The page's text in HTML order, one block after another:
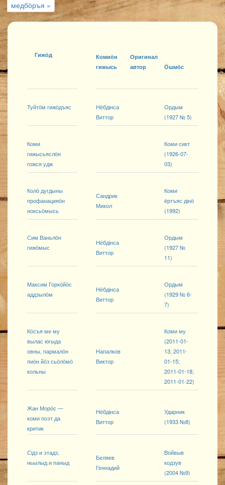
медбӧръя »
Гижӧд
Комиӧн
гижысь
Оригинал
автор
Ӧшмӧс
Туйтӧм гижӧдъяс
Нёбдінса
Виттор
Ордым
(1927 № 5)
Коми
гижысьяслӧн
гожся удж
Коми сикт
(1926-07-
03)
Колӧ дугдыны
профанацияӧн
ноксьӧмысь
Сандрик
Микол
Коми
ёртъяс дінӧ
(1992)
Сим Ваньлӧн
гижӧмыс
Нёбдінса
Виттор
Ордым
(1927 №
11)
Максим Горкӧйӧс
аддзылӧм
Нёбдінса
Виттор
Ордым
(1929 № 6-
7)
Кӧсъя ме му
вылас югыда
овны, пармалӧн
пиӧн йӧз сьӧлӧмӧ
кольны
Напалков
Виктор
Коми му
(2011-01-
13; 2011-
01-15;
2011-01-18;
2011-01-22)
Жан Морӧс —
коми поэт да
критик
Нёбдінса
Виттор
Ударник
(1933 №8)
Сідз и этадз,
ньылыд и паныд
Беляев
Геннадий
Войвыв
кодзув
(2004 №9)